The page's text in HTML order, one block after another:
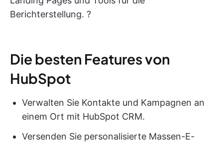
Berichterstellung. ?
Die besten Features von
HubSpot
Verwalten Sie Kontakte und Kampagnen an
einem Ort mit HubSpot CRM.
Versenden Sie personalisierte Massen-E-